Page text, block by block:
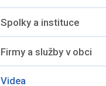
Spolky a instituce
Firmy a služby v obci
Videa